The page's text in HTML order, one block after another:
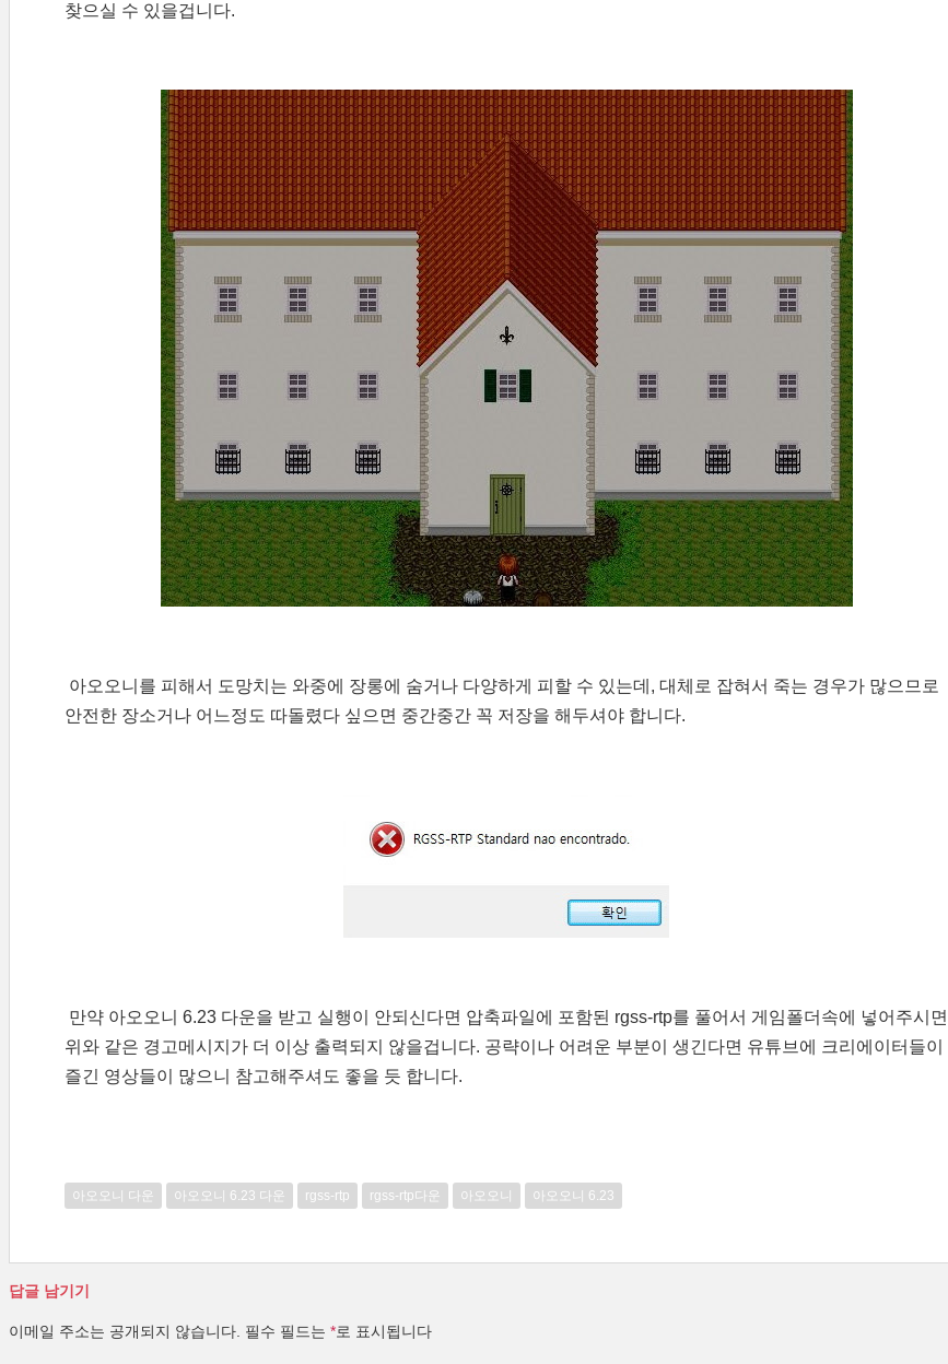
찾으실 수 있을겁니다.
아오오니를 피해서 도망치는 와중에 장롱에 숨거나 다양하게 피할 수 있는데, 대체로 잡혀서 죽는 경우가 많으므로
안전한 장소거나 어느정도 따돌렸다 싶으면 중간중간 꼭 저장을 해두셔야 합니다.
만약 아오오니 6.23 다운을 받고 실행이 안되신다면 압축파일에 포함된 rgss-rtp를 풀어서 게임폴더속에 넣어주시면
위와 같은 경고메시지가 더 이상 출력되지 않을겁니다. 공략이나 어려운 부분이 생긴다면 유튜브에 크리에이터들이
즐긴 영상들이 많으니 참고해주셔도 좋을 듯 합니다.
아오오니 다운 아오오니 6.23 다운 rgss-rtp rgss-rtp다운 아오오니 아오오니 6.23
답글 남기기
이메일 주소는 공개되지 않습니다. 필수 필드는 *로 표시됩니다